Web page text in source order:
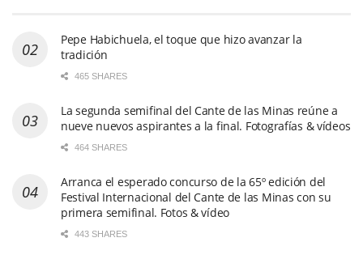
Pepe Habichuela, el toque que hizo avanzar la
tradición
465 SHARES
La segunda semifinal del Cante de las Minas reúne a
nueve nuevos aspirantes a la final. Fotografías & vídeos
464 SHARES
Arranca el esperado concurso de la 65º edición del
Festival Internacional del Cante de las Minas con su
primera semifinal. Fotos & vídeo
443 SHARES